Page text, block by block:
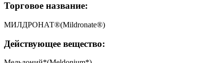
Торговое название:
МИЛДРОНАТ®(Mildronate®)
Действующее вещество: